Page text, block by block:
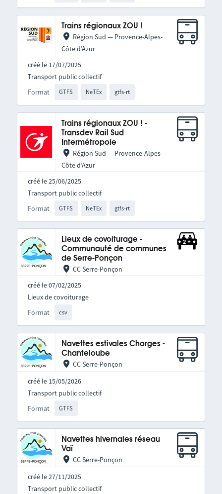
Trains régionaux ZOU !
Région Sud — Provence-Alpes-
Côte d’Azur
créé le 17/07/2025
Format GTFS NeTEx gtfs-rt
Transport public collectif
Trains régionaux ZOU ! -
Transdev Rail Sud
Intermétropole
Région Sud — Provence-Alpes-
Côte d’Azur
créé le 25/06/2025
Format GTFS NeTEx gtfs-rt
Transport public collectif
Lieux de covoiturage -
Communauté de communes
de Serre-Ponçon
CC Serre-Ponçon
créé le 07/02/2025
Format csv
Lieux de covoiturage
Navettes estivales Chorges -
Chanteloube
CC Serre-Ponçon
créé le 15/05/2026
Format GTFS
Transport public collectif
Navettes hivernales réseau
Vaï
CC Serre-Ponçon
créé le 27/11/2025
Transport public collectif